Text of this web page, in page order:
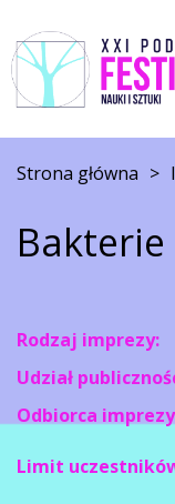
Strona główna >
Bakterie
Rodzaj imprezy:
Udział
Odbiorca
Limit